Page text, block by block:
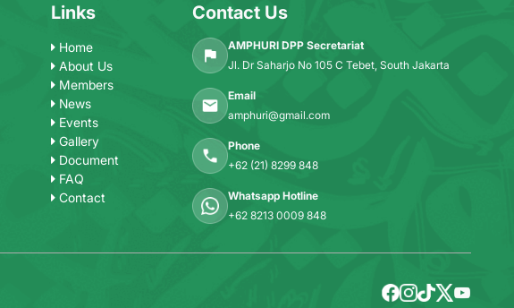
Links
Home
About Us
Members
News
Events
Gallery
Document
FAQ
Contact
Contact Us
AMPHURI DPP Secretariat
Jl. Dr Saharjo No 105 C Tebet, South Jakarta
Email
amphuri@gmail.com
Phone
+62 (21) 8299 848
Whatsapp Hotline
+62 8213 0009 848